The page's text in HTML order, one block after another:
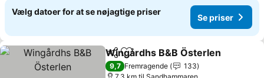
Vælg datoer for at se nøjagtige priser
Se priser
Del Føj til favoritter
Wingårdhs B&B Österlen
9,7 Fremragende
133